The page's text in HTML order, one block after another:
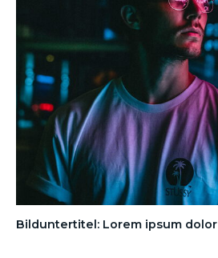
Bilduntertitel: Lorem ipsum dolor